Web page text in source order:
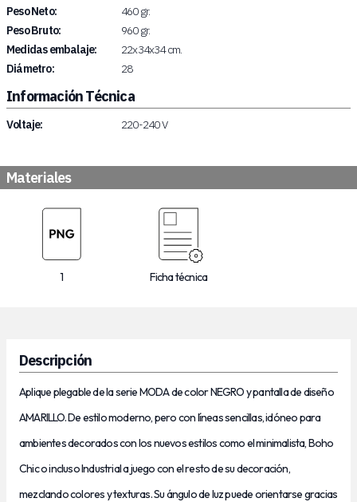
Peso Neto:
460 gr.
Peso Bruto:
960 gr.
Medidas embalaje:
22x34x34 cm.
Diámetro:
28
Información Técnica
Voltaje: 220-240 V
Materiales
1 Ficha técnica
Descripción
Aplique plegablede la serie MODA de color NEGRO y pantalla de diseño
AMARILLO. De estilo moderno, pero con líneas sencillas, idóneo para
ambientes decorados con los nuevos estilos como el minimalista, Boho
Chic o incluso Industrial a juego con el resto de su decoración,
mezclando colores y texturas.Su ángulo de luz puede orientarse gracias